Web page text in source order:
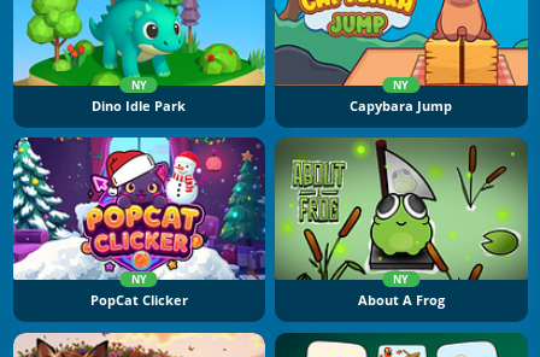
NY
Dino Idle Park
NY
Capybara Jump
NY
PopCat Clicker
NY
About A Frog